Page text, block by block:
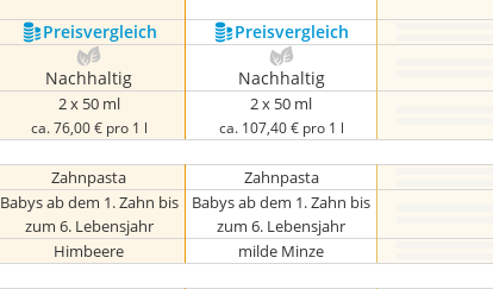
Preis­vergleich Preis­vergleich
Nachhaltig Nachhaltig
2 x 50 ml
ca. 76,00 € pro 1 l
2 x 50 ml
ca. 107,40 € pro 1 l
Zahnpasta Zahnpasta
Babys ab dem 1. Zahn bis
zum 6. Lebensjahr
Babys ab dem 1. Zahn bis
zum 6. Lebensjahr
Himbeere milde Minze